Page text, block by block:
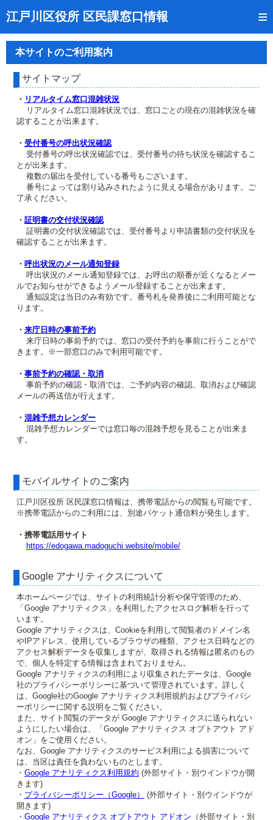
江戸川区役所 区民課窓口情報
トップページ
受付番号の呼出状況確認
証明書の交付状況確認
呼出状況のメール通知登録
来庁日時の事前予約
事前予約の確認・取消
混雑予想カレンダー
本サイトのご利用案内
本サイトのご利用案内
サイトマップ
・ リアルタイム窓口混雑状況
リアルタイム窓口混雑状況では、窓口ごとの現在の混雑状況を確
認することが出来ます。
・ 受付番号の呼出状況確認
受付番号の呼出状況確認では、受付番号の待ち状況を確認するこ
とが出来ます。
複数の届出を受付している番号もございます。
番号によっては割り込みされたように見える場合があります。ご
了承ください。
・ 証明書の交付状況確認
証明書の交付状況確認では、受付番号より申請書類の交付状況を
確認することが出来ます。
・ 呼出状況のメール通知登録
呼出状況のメール通知登録では、お呼出の順番が近くなるとメー
ルでお知らせができるようメール登録することが出来ます。
通知設定は当日のみ有効です。番号札を発券後にご利用可能とな
ります。
・ 来庁日時の事前予約
来庁日時の事前予約では、窓口の受付予約を事前に行うことがで
きます。※一部窓口のみで利用可能です。
・ 事前予約の確認・取消
事前予約の確認・取消では、ご予約内容の確認、取消および確認
メールの再送信が行えます。
・ 混雑予想カレンダー
混雑予想カレンダーでは窓口毎の混雑予想を見ることが出来ま
す。
モバイルサイトのご案内
江戸川区役所 区民課窓口情報は、携帯電話からの閲覧も可能です。
※携帯電話からのご利用には、別途パケット通信料が発生します。
・携帯電話用サイト
https://edogawa.madoguchi.website/mobile/
Google アナリティクスについて
本ホームページでは、サイトの利用統計分析や保守管理のため、
「Google アナリティクス」を利用したアクセスログ解析を行って
います。
Google アナリティクスは、Cookieを利用して閲覧者のドメイン名
やIPアドレス、使用しているブラウザの種類、アクセス日時などの
アクセス解析データを収集しますが、取得される情報は匿名のもの
で、個人を特定する情報は含まれておりません。
Google アナリティクスの利用により収集されたデータは、Google
社のプライバシーポリシーに基づいて管理されています。詳しく
は、Google社のGoogle アナリティクス利用規約およびプライバシ
ーポリシーに関する説明をご覧ください。
また、サイト閲覧のデータが Google アナリティクスに送られない
ようにしたい場合は、「Google アナリティクス オプトアウト アド
オン」をご使用ください。
なお、Google アナリティクスのサービス利用による損害について
は、当区は責任を負わないものとします。
・ Google アナリティクス利用規約 (外部サイト・別ウインドウが開
きます)
・ プライバシーポリシー（Google）
(外部サイト・別ウインドウが
開きます)
・ Google アナリティクス オプトアウト アドオン （外部サイト・別